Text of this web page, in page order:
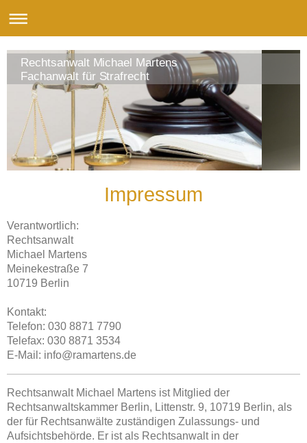
Rechtsanwalt Michael Martens
Fachanwalt für Strafrecht
Impressum
Verantwortlich:
Rechtsanwalt
Michael
Martens
Meinekestraße 7
10719 Berlin
Kontakt:
Telefon: 030 8871 7790
Telefax: 030 8871 3534
E-Mail: info@ramartens.de
Rechtsanwalt Michael Martens ist Mitglied der
Rechtsanwaltskammer Berlin, Littenstr. 9, 10719 Berlin, als
der für Rechtsanwälte zuständigen Zulassungs- und
Aufsichtsbehörde. Er ist als Rechtsanwalt in der